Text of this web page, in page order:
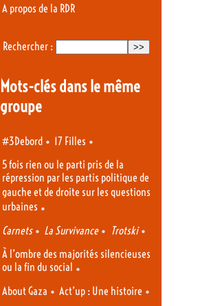
A propos de la RDR
Rechercher :
Mots-clés dans le même
groupe
#3Debord • 17 Filles •
5 fois rien ou le parti pris de la
répression par les partis politique de
gauche et de droite sur les questions
urbaines •
Carnets• La Survivance• Trotski•
À l’ombre des majorités silencieuses
ou la fin du social •
About Gaza • Act’up : Une histoire •